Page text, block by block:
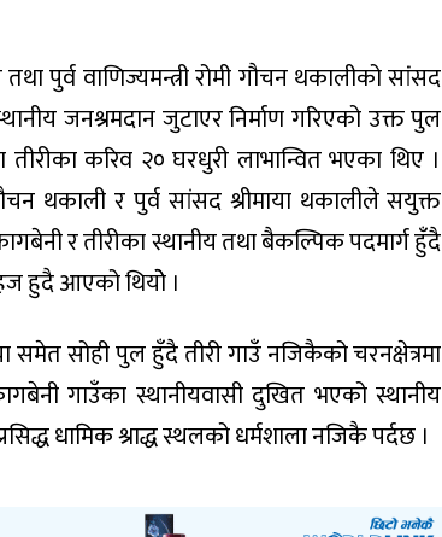
पुर्व वाणिज्यमन्त्री रोमी गौचन थकालीको सांंसद
जनश्रमदान जुटाएर निर्माण गरिएको उक्त पुल
तीरीका करिव २० घरधुरी लाभान्वित भएका थिए ।
थकाली र पुर्व सांसद श्रीमाया थकालीले सयुक्त
र तीरीका स्थानीय तथा बैकल्पिक पदमार्ग हुँदै
हुदै आएको थियोे ।
सोही पुल हुँदै तीरी गाउँ नजिकैको चरनक्षेत्रमा
गाउँका स्थानीयवासी दुखित भएको स्थानीय
धामिक श्राद्ध स्थलको धर्मशाला नजिकै पर्दछ ।